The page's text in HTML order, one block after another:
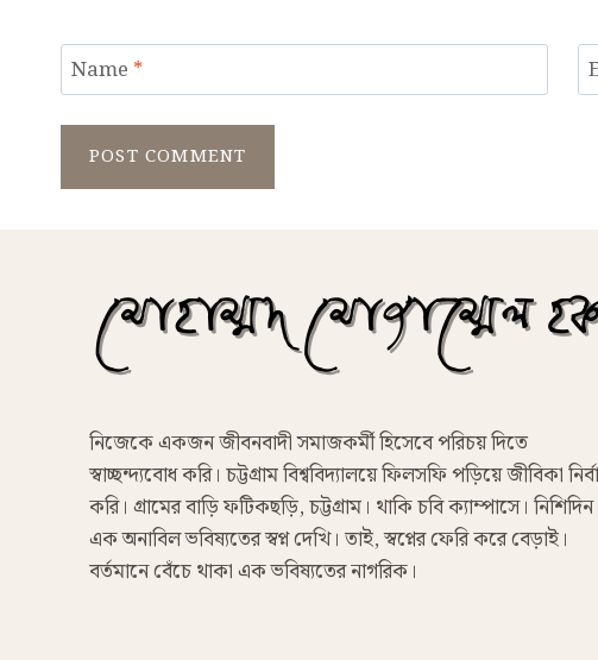
Name *
নিজেকে একজন জীবনবাদী সমাজকর্মী হিসেবে পরিচয় দিতে
স্বাচ্ছন্দ্যবোধ করি। চট্টগ্রাম বিশ্ববিদ্যালয়ে ফিলসফি পড়িয়ে জীবিকা
করি। গ্রামের বাড়ি ফটিকছড়ি, চট্টগ্রাম। থাকি চবি ক্যাম্পাসে। নিশিদিন
এক অনাবিল ভবিষ্যতের স্বপ্ন দেখি। তাই, স্বপ্নের ফেরি করে বেড়াই।
বর্তমানে বেঁচে থাকা এক ভবিষ্যতের নাগরিক।